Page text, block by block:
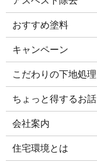
おすすめ塗料
キャンペーン
こだわりの下地処理
ちょっと得するお話
会社案内
住宅環境とは